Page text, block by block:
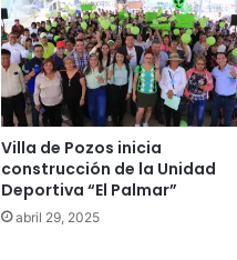
Villa de Pozos inicia
construcción de la Unidad
Deportiva “El Palmar”
abril 29, 2025